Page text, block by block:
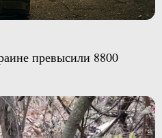
превысили 8800